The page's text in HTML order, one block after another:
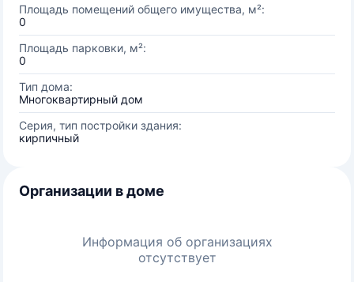
Площадь помещений общего имущества, м²:
0
Площадь парковки, м²:
0
Тип дома:
Многоквартирный дом
Серия, тип постройки здания:
кирпичный
Организации в доме
Информация об организациях
отсутствует